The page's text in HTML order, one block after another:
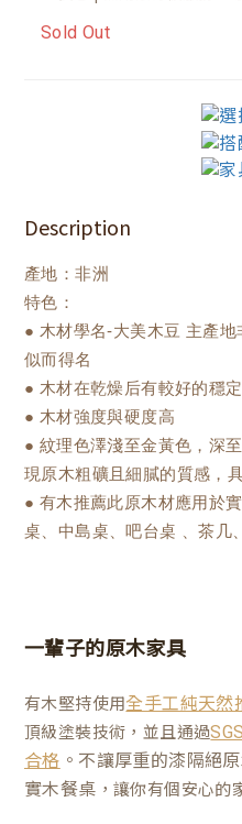
Sold Out
Description
產地：非洲
特色：
● 木材學名-大美木豆 主產
似而得名
● 木材在乾燥后有較好的穩
● 木材強度與硬度高
● 紋理色澤淺至金黃色，深
現原木粗礦且細膩的質感，
● 有木推薦此原木材應用於
桌、中島桌、吧台桌 、茶几
一輩子的原木家具
有木堅持使用全手工純天然
頂級塗裝技術，並且通過
合格 。不讓厚重的漆隔絕
實木餐桌 ，讓你有個安心的